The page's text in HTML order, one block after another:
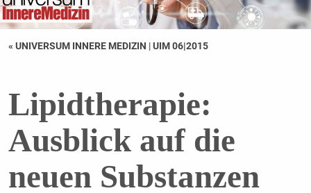
« UNIVERSUM INNERE MEDIZIN |UIM 06|2015
Lipidtherapie:
Ausblick auf die
neuen Substanzen